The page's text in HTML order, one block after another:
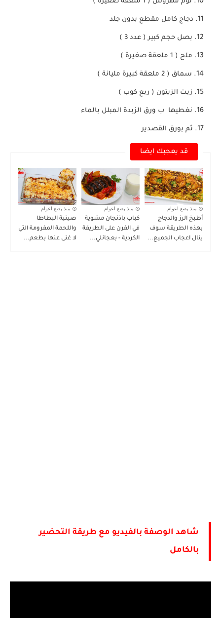
دجاج كامل مقطع بدون جلد
بصل حجم كبير ( عدد 3 )
ملح ( 1 ملعقة صغيرة )
سماق ( 2 ملعقة كبيرة مليانة )
زيت الزيتون ( ربع كوب )
نغطيها  ب ورق الزبدة المبلل بالماء
ثم بورق القصدير
قد يعجبك ايضا
منذ بضع اعوام
أطبخ الرز والدجاج
بهذه الطريقة سوف
ينال اعجاب الجميع...
منذ بضع اعوام
كباب باذنجان مشوية
في الفرن على الطريقة
الكردية - بعجانلي...
منذ بضع اعوام
صينية البطاطا
واللحمة المفرومة التي
لا غنى عنها بطعم...
شاهد الوصفة بالفيديو مع طريقة التحضير
بالكامل